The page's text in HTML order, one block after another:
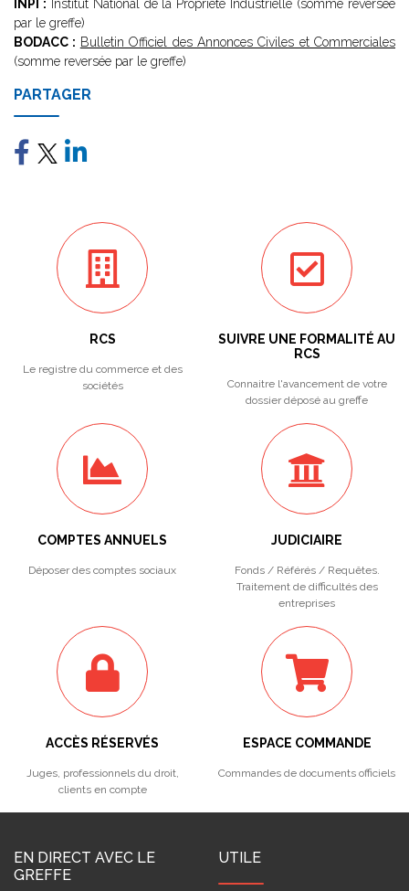
INPI : Institut National de la Propriété Industrielle (somme reversée
par le greffe)
BODACC : Bulletin Officiel des Annonces Civiles et Commerciales
(somme reversée par le greffe)
PARTAGER
RCS
Le registre du commerce et des
sociétés
SUIVRE UNE FORMALITÉ AU
RCS
Connaitre l'avancement de votre
dossier déposé au greffe
COMPTES ANNUELS
Déposer des comptes sociaux
JUDICIAIRE
Fonds / Référés / Requêtes.
Traitement de difficultés des
entreprises
ACCÈS RÉSERVÉS
Juges, professionnels du droit,
clients en compte
ESPACE COMMANDE
Commandes de documents officiels
EN DIRECT AVEC LE
GREFFE
UTILE